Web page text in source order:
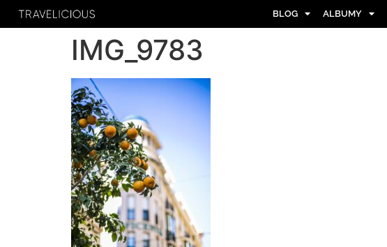
BLOG ALBUMY
IMG_9783